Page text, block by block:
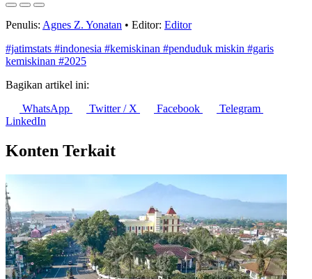
Penulis: Agnes Z. Yonatan • Editor: Editor
#jatimstats #indonesia #kemiskinan #penduduk miskin #garis
kemiskinan #2025
Bagikan artikel ini:
WhatsApp
Twitter / X Facebook
Telegram
LinkedIn
Konten Terkait